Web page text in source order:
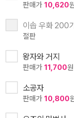
판매가 10,620
이솝 우화 200
절판
왕자와 거지
판매가 11,700원
소공자
판매가 10,800